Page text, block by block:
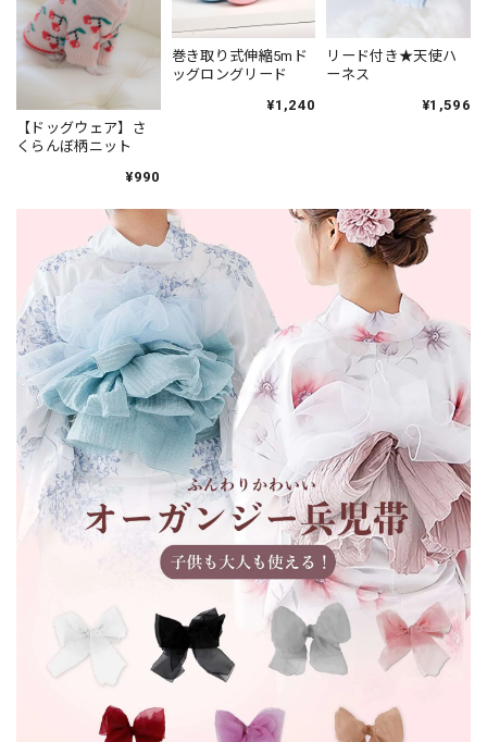
【ドッグウェア】さ
くらんぼ柄ニット
¥990
巻き取り式伸縮5mド
ッグロングリード
¥1,240
リード付き★天使ハ
ーネス
¥1,596